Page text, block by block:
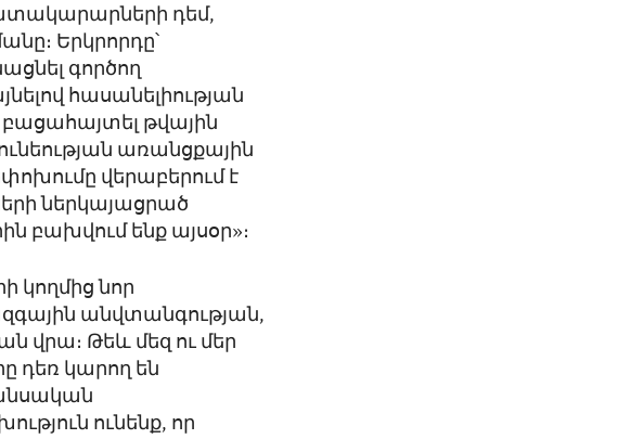
դեմ,
Երկրորդը՝
գործող
հասանելիության
թվային
առանցքային
վերաբերում է
ներկայացրած
բախվում ենք այսօր»։
կողմից նոր
անվտանգության,
վրա։ Թեև մեզ ու մեր
դեռ կարող են
ունենք, որ